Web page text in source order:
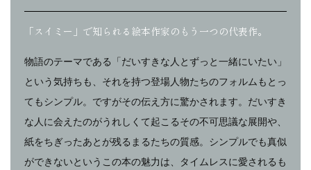
「スイミー」で知られる絵本作家のもう一つの代表作。
物語のテーマである「だいすきな人とずっと一緒にいたい」
という気持ちも、それを持つ登場人物たちのフォルムもとっ
てもシンプル。ですがその伝え方に驚かされます。だいすき
な人に会えたのがうれしくて起こるその不可思議な展開や、
紙をちぎったあとが残るまるたちの質感。シンプルでも真似
ができないというこの本の魅力は、タイムレスに愛されるも